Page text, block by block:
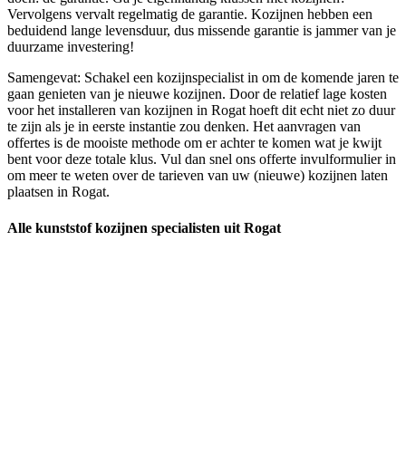
Vervolgens vervalt regelmatig de garantie. Kozijnen hebben een
beduidend lange levensduur, dus missende garantie is jammer van je
duurzame investering!
Samengevat: Schakel een kozijnspecialist in om de komende jaren te
gaan genieten van je nieuwe kozijnen. Door de relatief lage kosten
voor het installeren van kozijnen in Rogat hoeft dit echt niet zo duur
te zijn als je in eerste instantie zou denken. Het aanvragen van
offertes is de mooiste methode om er achter te komen wat je kwijt
bent voor deze totale klus. Vul dan snel ons offerte invulformulier in
om meer te weten over de tarieven van uw (nieuwe) kozijnen laten
plaatsen in Rogat.
Alle kunststof kozijnen specialisten uit Rogat